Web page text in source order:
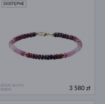
ŻÓŁTE ZŁOTO
RUBIN
DOSTĘPNE
3 580 zł